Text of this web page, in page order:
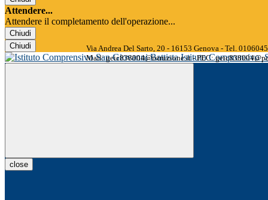
Attendere...
Attendere il completamento dell'operazione...
Chiudi
Chiudi
Istituto Comprensivo
Via Andrea Del Sarto, 20 - 16153 Genova - Tel.
Mail: geic838004@istruzione.it - PEC:
close